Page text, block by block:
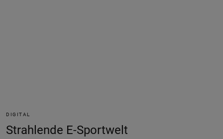
DIGITAL
Strahlende E-Sportwelt